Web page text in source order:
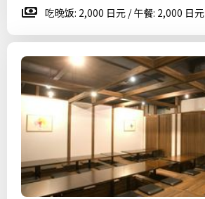
吃晚饭: 2,000 日元 / 午餐: 2,000 日元